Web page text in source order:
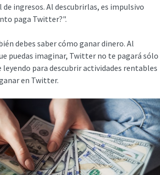
ingresos. Al descubrirlas, es impulsivo
paga Twitter?".
debes saber cómo ganar dinero. Al
puedas imaginar, Twitter no te pagará sólo
leyendo para descubrir actividades rentables
en Twitter.